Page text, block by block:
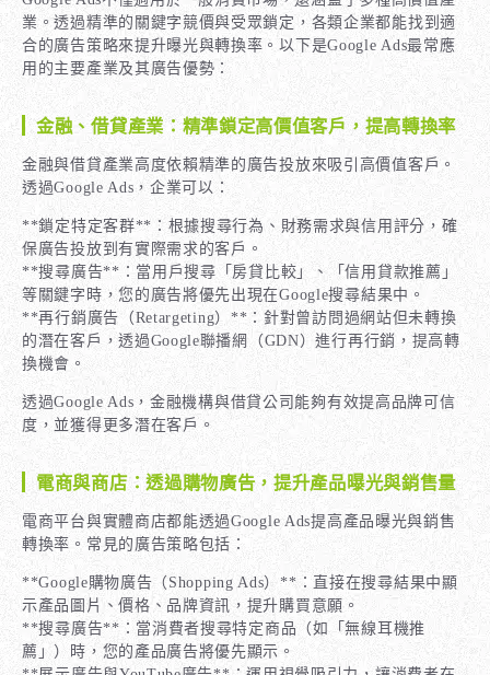
業。透過精準的關鍵字競價與受眾鎖定，各類企業都能找到適
合的廣告策略來提升曝光與轉換率。以下是Google Ads最常應
用的主要產業及其廣告優勢：
金融、借貸產業：精準鎖定高價值客戶，提高轉換率
金融與借貸產業高度依賴精準的廣告投放來吸引高價值客戶。
透過Google Ads，企業可以：
**鎖定特定客群**：根據搜尋行為、財務需求與信用評分，確
保廣告投放到有實際需求的客戶。
**搜尋廣告**：當用戶搜尋「房貸比較」、「信用貸款推薦」
等關鍵字時，您的廣告將優先出現在Google搜尋結果中。
**再行銷廣告（Retargeting）**：針對曾訪問過網站但未轉換
的潛在客戶，透過Google聯播網（GDN）進行再行銷，提高轉
換機會。
透過Google Ads，金融機構與借貸公司能夠有效提高品牌可信
度，並獲得更多潛在客戶。
電商與商店：透過購物廣告，提升產品曝光與銷售量
電商平台與實體商店都能透過Google Ads提高產品曝光與銷售
轉換率。常見的廣告策略包括：
**Google購物廣告（Shopping Ads）**：直接在搜尋結果中顯
示產品圖片、價格、品牌資訊，提升購買意願。
**搜尋廣告**：當消費者搜尋特定商品（如「無線耳機推
薦」）時，您的產品廣告將優先顯示。